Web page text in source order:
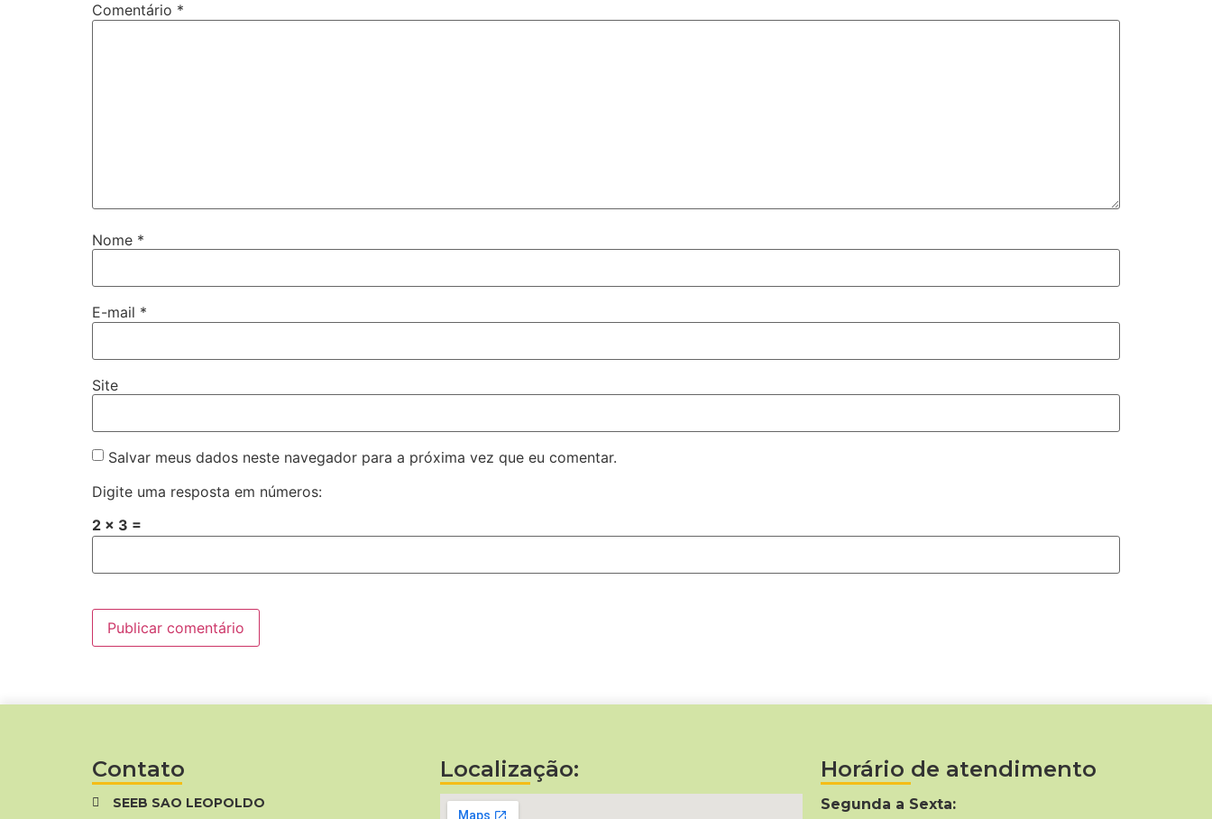
Comentário *
Nome *
E-mail *
Site
Salvar meus dados neste navegador para a próxima vez que eu comentar.
Digite uma resposta em números:
2 × 3 =
Contato
SEEB SAO LEOPOLDO
Localização: Horário de atendimento
Segunda a Sexta: